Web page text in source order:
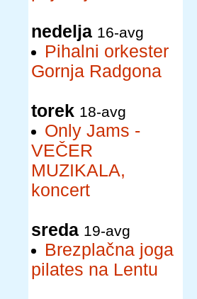
nedelja 16-avg
Pihalni orkester
Gornja Radgona
torek 18-avg
Only Jams -
VEČER
MUZIKALA,
koncert
sreda 19-avg
Brezplačna joga
pilates na Lentu